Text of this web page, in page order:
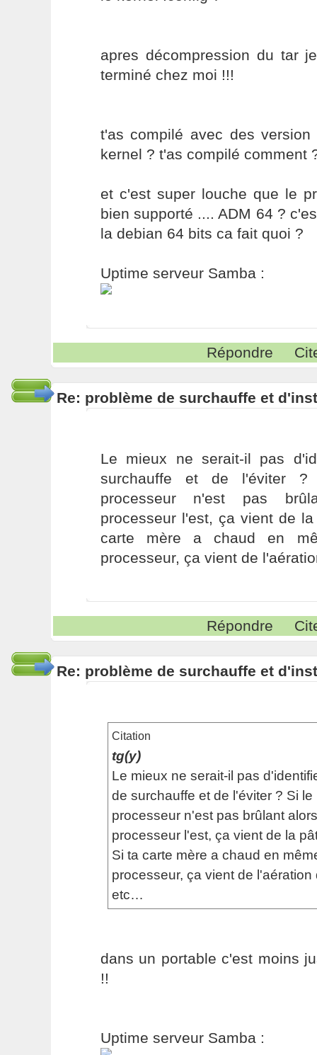
apres décompression du tar
terminé chez moi !!!
t'as compilé avec des
kernel ? t'as compilé comment
et c'est super louche que le
bien supporté .... ADM 64 ?
la debian 64 bits ca fait quoi ?
Uptime serveur Samba :
Répondre
Re: problème de surchauffe et
Le mieux ne serait-il pas
surchauffe et de l'éviter
processeur n'est pas
processeur l'est, ça vient de
carte mère a chaud en
processeur, ça vient de
Répondre
Re: problème de surchauffe et
Citation
tg(y)
Le mieux ne serait-il pas
de surchauffe et de l'éviter ? Si le
processeur n'est pas brûlant
processeur l'est, ça vient de la
Si ta carte mère a chaud en
processeur, ça vient de l'aération
etc…
dans un portable c'est moins
!!
Uptime serveur Samba :